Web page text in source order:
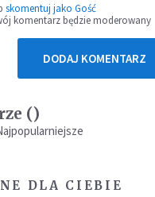
skomentuj jako Gość
komentarz będzie moderowany
DODAJ KOMENTARZ
()
DLA CIEBIE